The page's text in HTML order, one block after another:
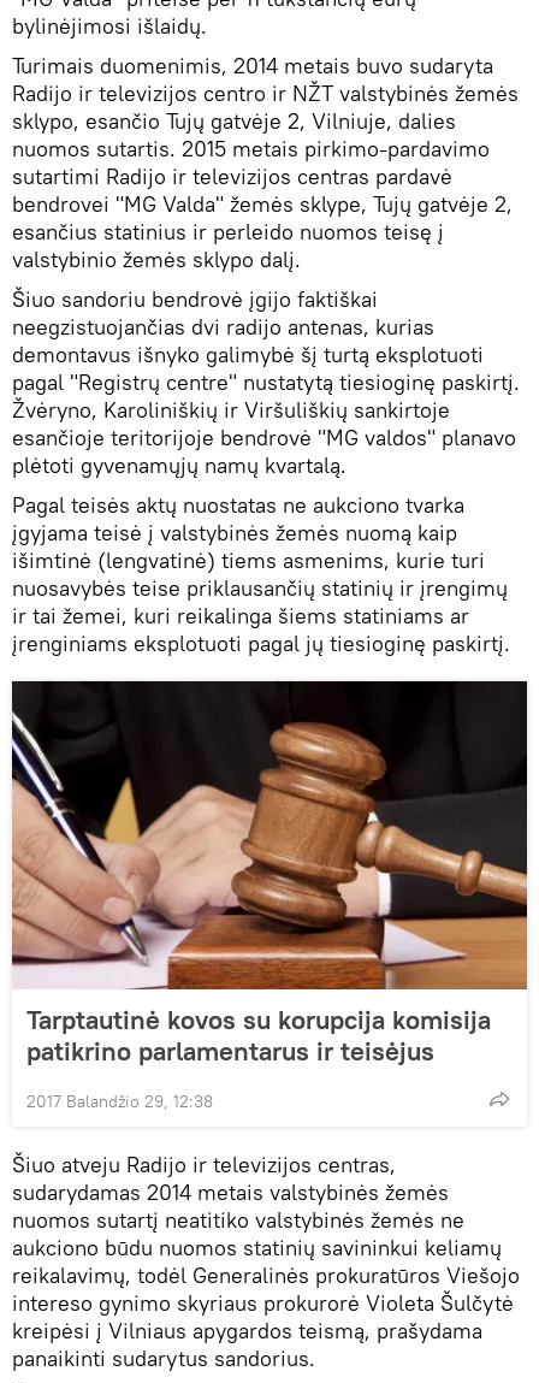
bylinėjimosi išlaidų.
Turimais duomenimis, 2014 metais buvo sudaryta
Radijo ir televizijos centro ir NŽT valstybinės žemės
sklypo, esančio Tujų gatvėje 2, Vilniuje, dalies
nuomos sutartis. 2015 metais pirkimo-pardavimo
sutartimi Radijo ir televizijos centras pardavė
bendrovei "MG Valda" žemės sklype, Tujų gatvėje 2,
esančius statinius ir perleido nuomos teisę į
valstybinio žemės sklypo dalį.
Šiuo sandoriu bendrovė įgijo faktiškai
neegzistuojančias dvi radijo antenas, kurias
demontavus išnyko galimybė šį turtą eksplotuoti
pagal "Registrų centre" nustatytą tiesioginę paskirtį.
Žvėryno, Karoliniškių ir Viršuliškių sankirtoje
esančioje teritorijoje bendrovė "MG valdos" planavo
plėtoti gyvenamųjų namų kvartalą.
Pagal teisės aktų nuostatas ne aukciono tvarka
įgyjama teisė į valstybinės žemės nuomą kaip
išimtinė (lengvatinė) tiems asmenims, kurie turi
nuosavybės teise priklausančių statinių ir įrengimų
ir tai žemei, kuri reikalinga šiems statiniams ar
įrenginiams eksplotuoti pagal jų tiesioginę paskirtį.
Tarptautinė kovos su korupcija komisija
patikrino parlamentarus ir teisėjus
2017 Balandžio 29, 12:38
Šiuo atveju Radijo ir televizijos centras,
sudarydamas 2014 metais valstybinės žemės
nuomos sutartį neatitiko valstybinės žemės ne
aukciono būdu nuomos statinių savininkui keliamų
reikalavimų, todėl Generalinės prokuratūros Viešojo
intereso gynimo skyriaus prokurorė Violeta Šulčytė
kreipėsi į Vilniaus apygardos teismą, prašydama
panaikinti sudarytus sandorius.